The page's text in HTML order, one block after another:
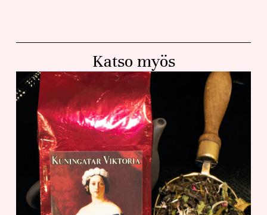
Katso myös